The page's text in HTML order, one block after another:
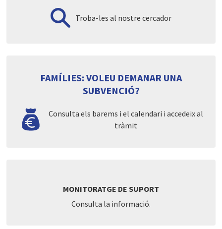
Troba-les al nostre cercador
FAMÍLIES: VOLEU DEMANAR UNA
SUBVENCIÓ?
Consulta els barems i el calendari i accedeix al
tràmit
MONITORATGE DE SUPORT
Consulta la informació.